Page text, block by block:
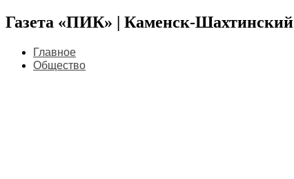
Газета «ПИК» | Каменск-Шахтинский
Главное
Общество